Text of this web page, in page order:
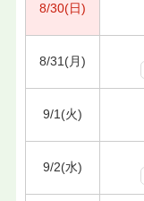
8/30(日)
8/31(月)
9/1(火)
9/2(水)